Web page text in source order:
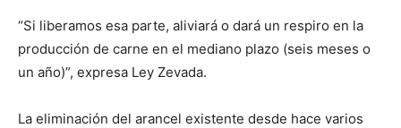
“Si liberamos esa parte, aliviará o dará un respiro en la
producción de carne en el mediano plazo (seis meses o
un año)”, expresa Ley Zevada.
La eliminación del arancel existente desde hace varios